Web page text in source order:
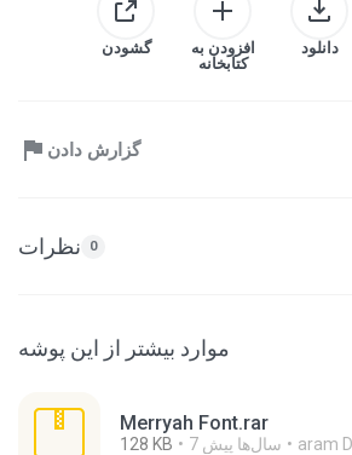
گشودن
افزودن به
کتابخانه
دانلود
گزارش دادن
نظرات 0
موارد بیشتر از این پوشه
Merryah Font.rar
128 KB 7 سال‌ها پیش aram D.